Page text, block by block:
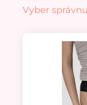
Preskočiť
Vyber